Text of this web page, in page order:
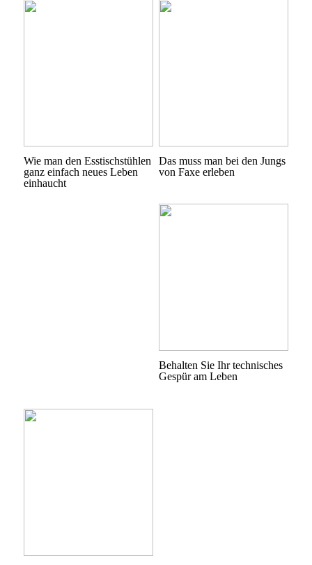
Wie man den Esstischstühlen
ganz einfach neues Leben
einhaucht
Das muss man bei den Jungs
von Faxe erleben
Behalten Sie Ihr technisches
Gespür am Leben